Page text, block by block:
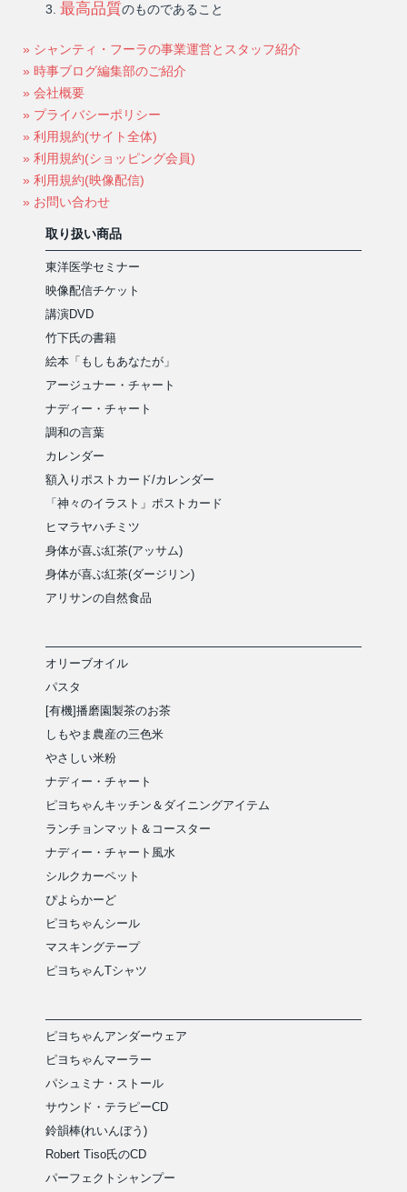
最高品質のものであること
» シャンティ・フーラの事業運営とスタッフ紹介
» 時事ブログ編集部のご紹介
» 会社概要
» プライバシーポリシー
» 利用規約(サイト全体)
» 利用規約(ショッピング会員)
» 利用規約(映像配信)
» お問い合わせ
取り扱い商品
東洋医学セミナー
映像配信チケット
講演DVD
竹下氏の書籍
絵本「もしもあなたが」
アージュナー・チャート
ナディー・チャート
調和の言葉
カレンダー
額入りポストカード/カレンダー
「神々のイラスト」ポストカード
ヒマラヤハチミツ
身体が喜ぶ紅茶(アッサム)
身体が喜ぶ紅茶(ダージリン)
アリサンの自然食品
オリーブオイル
パスタ
[有機]播磨園製茶のお茶
しもやま農産の三色米
やさしい米粉
ナディー・チャート
ピヨちゃんキッチン＆ダイニングアイテム
ランチョンマット＆コースター
ナディー・チャート風水
シルクカーペット
ぴよらかーど
ピヨちゃんシール
マスキングテープ
ピヨちゃんTシャツ
ピヨちゃんアンダーウェア
ピヨちゃんマーラー
パシュミナ・ストール
サウンド・テラピーCD
鈴韻棒(れいんぼう)
Robert Tiso氏のCD
パーフェクトシャンプー